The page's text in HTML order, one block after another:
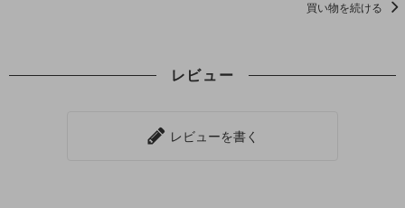
買い物を続ける
レビュー
レビューを書く